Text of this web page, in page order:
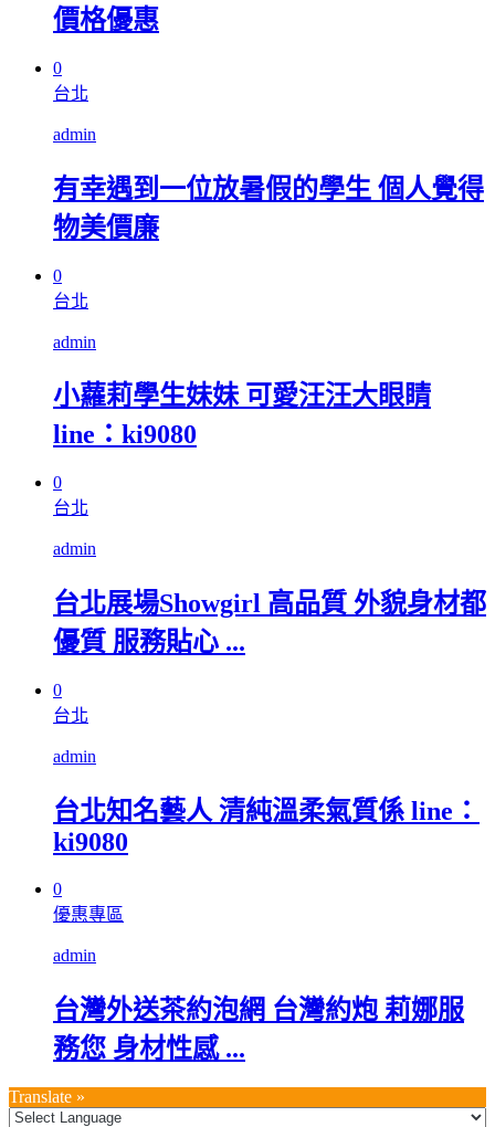
價格優惠
0
台北
admin
有幸遇到一位放暑假的學生 個人覺得
物美價廉
0
台北
admin
小蘿莉學生妹妹 可愛汪汪大眼睛
line：ki9080
0
台北
admin
台北展場Showgirl 高品質 外貌身材都
優質 服務貼心 ...
0
台北
admin
台北知名藝人 清純溫柔氣質係 line：
ki9080
0
優惠專區
admin
台灣外送茶約泡網 台灣約炮 莉娜服
務您 身材性感 ...
Translate »